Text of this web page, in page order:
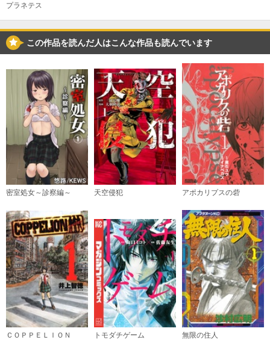
（５）
必要ポイント：690
購入する
（６）
必要ポイント：770
購入する
（７）
必要ポイント：690
購入する
（８）
必要ポイント：770
購入する
（９）
必要ポイント：690
プラネテス
この作品を読んだ人はこんな作品も読んでいます
密室処女～診察編～ 天空侵犯 アポカリプスの砦
ＣＯＰＰＥＬＩＯＮ トモダチゲーム 無限の住人